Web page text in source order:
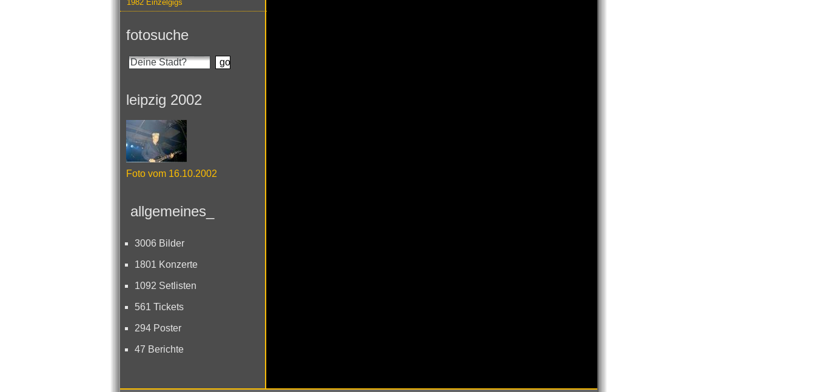
1982 Einzelgigs
fotosuche
leipzig 2002
Foto vom 16.10.2002
allgemeines_
3006 Bilder
1801 Konzerte
1092 Setlisten
561 Tickets
294 Poster
47 Berichte